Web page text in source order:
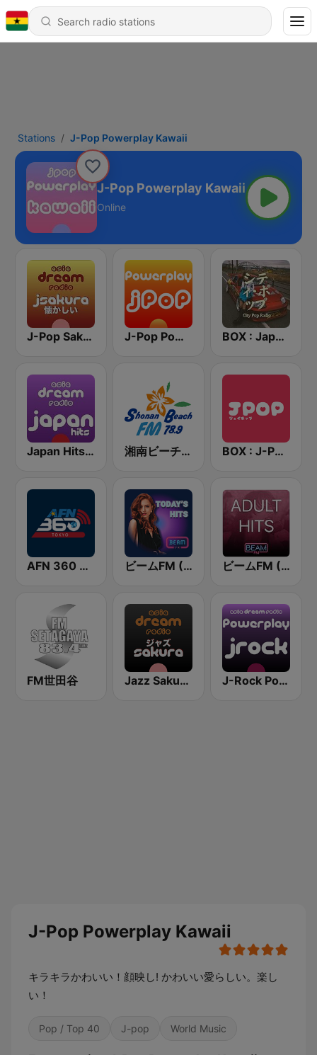
Stations J-Pop Powerplay Kawaii
J-Pop Powerplay Kawaii
Online
J-Pop Sakura 懐かしい J-Pop Powerplay BOX : Japan City Pop -日本のシティポップ
Japan Hits - Asia DREAM Radio 湘南ビーチFM (Shonan Beach FM) BOX : J-POP Radio - ジェイポップ 無線
AFN 360 Tokyo (Japan Only) ビームFM (Beam FM) ビームFM (Beam FM) - Adult Hits
FM世田谷 Jazz Sakura - asia DREAM radio J-Rock Powerplay
J-Pop Powerplay Kawaii
キラキラかわいい！顔映し! かわいい愛らしい。楽し
い！
Pop / Top 40 J-pop World Music